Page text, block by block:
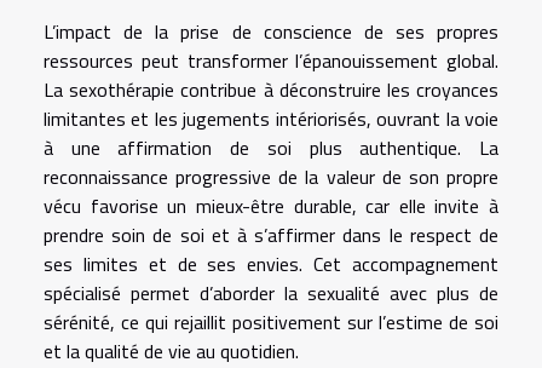
L’impact de la prise de conscience de ses propres
ressources peut transformer l’épanouissement global.
La sexothérapie contribue à déconstruire les croyances
limitantes et les jugements intériorisés, ouvrant la voie
à une affirmation de soi plus authentique. La
reconnaissance progressive de la valeur de son propre
vécu favorise un mieux-être durable, car elle invite à
prendre soin de soi et à s’affirmer dans le respect de
ses limites et de ses envies. Cet accompagnement
spécialisé permet d’aborder la sexualité avec plus de
sérénité, ce qui rejaillit positivement sur l’estime de soi
et la qualité de vie au quotidien.